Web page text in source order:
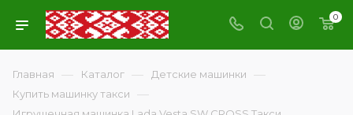
0
Главная — Каталог — Детские машинки —
Купить машинку такси —